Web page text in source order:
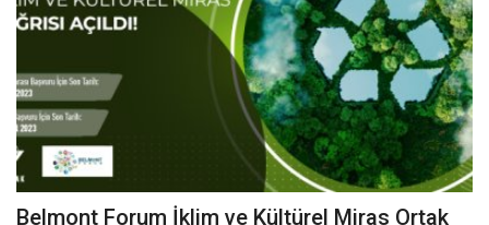
Belmont Forum İklim ve Kültürel Miras Ortak